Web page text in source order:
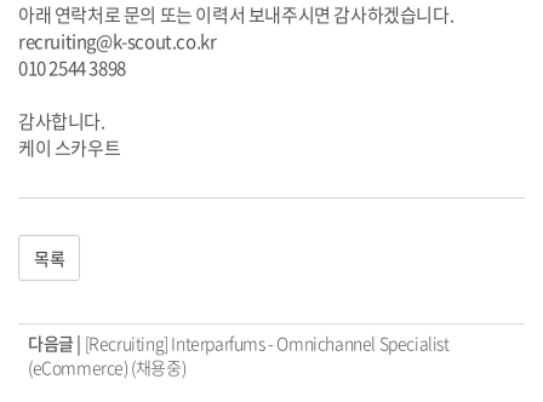
아래 연락처로 문의 또는 이력서 보내주시면 감사하겠습니다.
recruiting@k-scout.co.kr
010 2544 3898
감사합니다.
케이 스카우트
목록
다음글 | [Recruiting] Interparfums - Omnichannel Specialist
(eCommerce) (채용중)